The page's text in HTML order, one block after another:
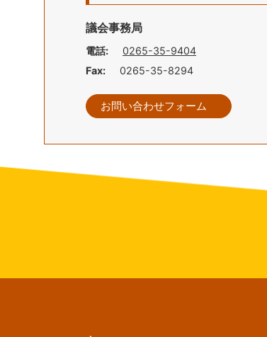
議会事務局
電話:
0265-35-9404
Fax:
0265-35-8294
お問い合わせフォーム